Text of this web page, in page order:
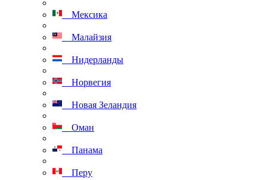
Мексика
Малайзия
Нидерланды
Норвегия
Новая Зеландия
Оман
Панама
Перу